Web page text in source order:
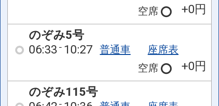
空席
+0円
のぞみ5号
06:33 10:27 普通車
座席表
空席
+0円
のぞみ115号